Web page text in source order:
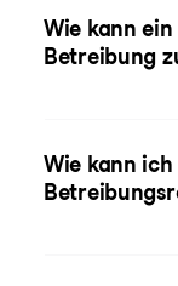
Wie kann
Betreibung
Wie kann